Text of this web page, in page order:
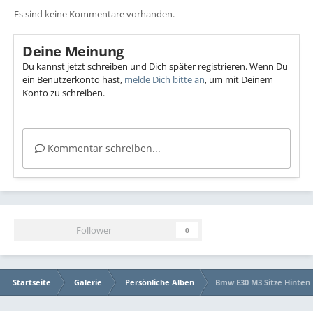
Es sind keine Kommentare vorhanden.
Deine Meinung
Du kannst jetzt schreiben und Dich später registrieren. Wenn Du
ein Benutzerkonto hast, melde Dich bitte an, um mit Deinem
Konto zu schreiben.
Kommentar schreiben...
Follower 0
Startseite Galerie Persönliche Alben Bmw E30 M3 Sitze Hinten